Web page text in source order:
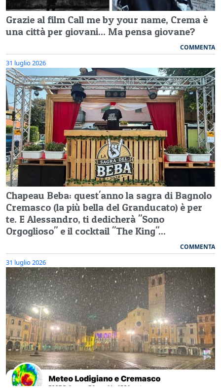
Grazie al film Call me by your name, Crema è
una città per giovani... Ma pensa giovane?
COMMENTA
31 luglio 2026
Chapeau Beba: quest'anno la sagra di Bagnolo
Cremasco (la più bella del Granducato) è per
te. E Alessandro, ti dedicherà "Sono
Orgoglioso" e il cocktail "The King"...
COMMENTA
31 luglio 2026